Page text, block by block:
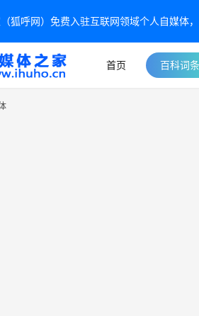
狐呼网）免费入驻互联网领域个人自媒体
首页 百科词